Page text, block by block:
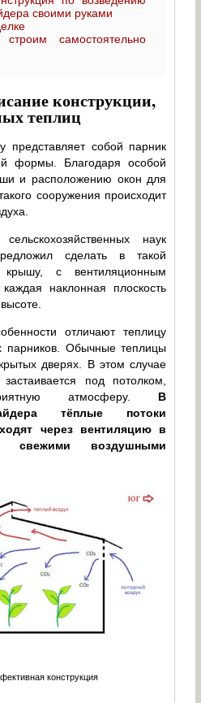
своими руками
самостоятельно
конструкции,
теплиц
представляет собой парник
формы. Благодаря особой
и расположению окон для
сооружения происходит
наук
сделать в такой
крышу, с вентиляционным
наклонная плоскость
отличают теплицу
парников. Обычные теплицы
дверях. В этом случае
под потолком,
атмосферу. В
тёплые потоки
через вентиляцию в
свежими воздушными
конструкция